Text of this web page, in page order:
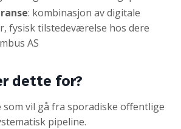
: kombinasjon av digitale
fysisk tilstedeværelse hos dere
AS
dette for?
som vil gå fra sporadiske offentlige
pipeline.